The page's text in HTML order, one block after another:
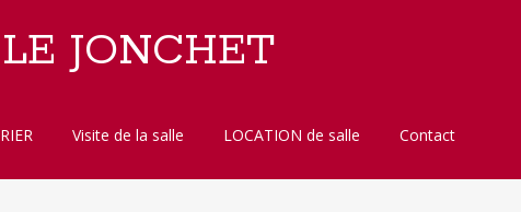
JONCHET
Visite de la salle LOCATION de salle Contact